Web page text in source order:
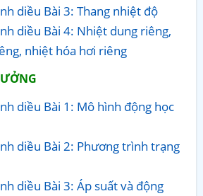
diều Bài 3: Thang nhiệt độ
diều Bài 4: Nhiệt dung riêng,
nhiệt hóa hơi riêng
diều Bài 1: Mô hình động học
diều Bài 2: Phương trình trạng
diều Bài 3: Áp suất và động